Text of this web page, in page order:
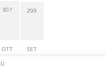
307
OTT
299
SET